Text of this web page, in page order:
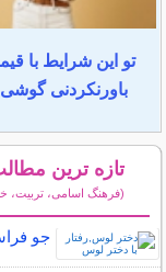
تو این شرایط با
باورنکردنی گوشی
تازه ترین
(فرهنگ اسامی، تربیت،
جو